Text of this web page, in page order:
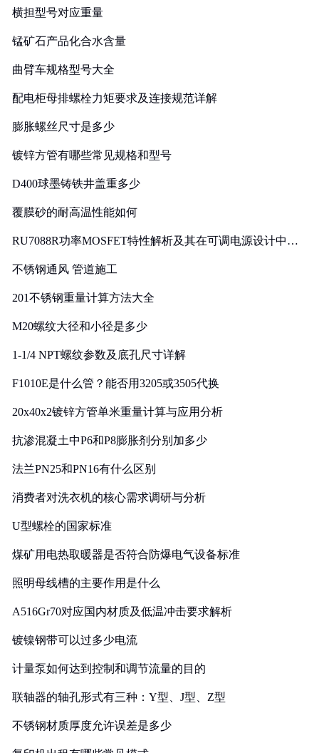
横担型号对应重量
锰矿石产品化合水含量
曲臂车规格型号大全
配电柜母排螺栓力矩要求及连接规范详解
膨胀螺丝尺寸是多少
镀锌方管有哪些常见规格和型号
D400球墨铸铁井盖重多少
覆膜砂的耐高温性能如何
RU7088R功率MOSFET特性解析及其在可调电源设计中的
不锈钢通风 管道施工
201不锈钢重量计算方法大全
M20螺纹大径和小径是多少
1-1/4 NPT螺纹参数及底孔尺寸详解
F1010E是什么管？能否用3205或3505代换
20x40x2镀锌方管单米重量计算与应用分析
抗渗混凝土中P6和P8膨胀剂分别加多少
法兰PN25和PN16有什么区别
消费者对洗衣机的核心需求调研与分析
U型螺栓的国家标准
煤矿用电热取暖器是否符合防爆电气设备标准
照明母线槽的主要作用是什么
A516Gr70对应国内材质及低温冲击要求解析
镀镍钢带可以过多少电流
计量泵如何达到控制和调节流量的目的
联轴器的轴孔形式有三种：Y型、J型、Z型
不锈钢材质厚度允许误差是多少